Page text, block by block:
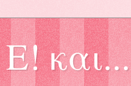
και...